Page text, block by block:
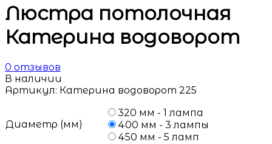
Люстра потолочная
Катерина водоворот
0 отзывов
В наличии
Артикул: Катерина водоворот 225
Диаметр (мм)
320 мм - 1 лампа
400 мм - 3 лампы
450 мм - 5 ламп